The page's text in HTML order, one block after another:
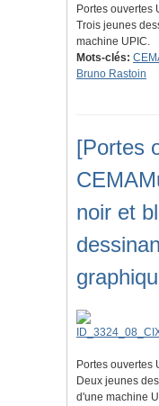
Portes ouvertes
Trois jeunes
machine UPIC.
Mots-clés:
Bruno Rastoin
[Portes
noir et
Portes ouvertes
Deux jeunes
d'une machine